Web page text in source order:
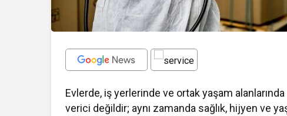
Evlerde, iş yerlerinde ve ortak yaşam alanlarında
verici değildir; aynı zamanda sağlık, hijyen ve